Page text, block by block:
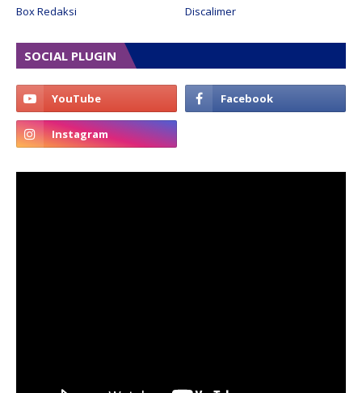
Box Redaksi
Discalimer
SOCIAL PLUGIN